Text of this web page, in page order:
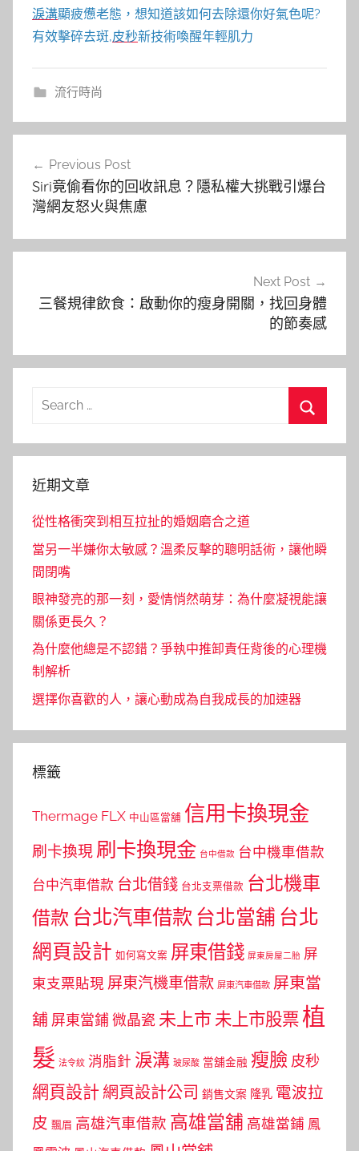
淚溝顯疲憊老態，想知道該如何去除還你好氣色呢?
有效擊碎去斑,皮秒新技術喚醒年輕肌力
流行時尚
導
覽
Previous Post
Siri竟偷看你的回收訊息？隱私權大挑戰引爆台
灣網友怒火與焦慮
Next Post
三餐規律飲食：啟動你的瘦身開關，找回身體
的節奏感
Search
近期文章
從性格衝突到相互拉扯的婚姻磨合之道
當另一半嫌你太敏感？溫柔反擊的聰明話術，讓他瞬
間閉嘴
眼神發亮的那一刻，愛情悄然萌芽：為什麼凝視能讓
關係更長久？
為什麼他總是不認錯？爭執中推卸責任背後的心理機
制解析
選擇你喜歡的人，讓心動成為自我成長的加速器
標籤
Thermage FLX 中山區當舖 信用卡換現金
刷卡換現 刷卡換現金 台中借款 台中機車借款
台中汽車借款 台北借錢 台北支票借款 台北機車
借款 台北汽車借款 台北當舖 台北
網頁設計 如何寫文案 屏東借錢 屏東房屋二胎 屏
東支票貼現 屏東汽機車借款 屏東汽車借款 屏東當
舖 屏東當鋪 微晶瓷 未上市 未上市股票植
髮 法令紋 消脂針 淚溝 玻尿酸 當舖金融 瘦臉 皮秒
網頁設計 網頁設計公司 銷售文案 隆乳 電波拉
皮 飄眉 高雄汽車借款 高雄當舖 高雄當鋪 鳳